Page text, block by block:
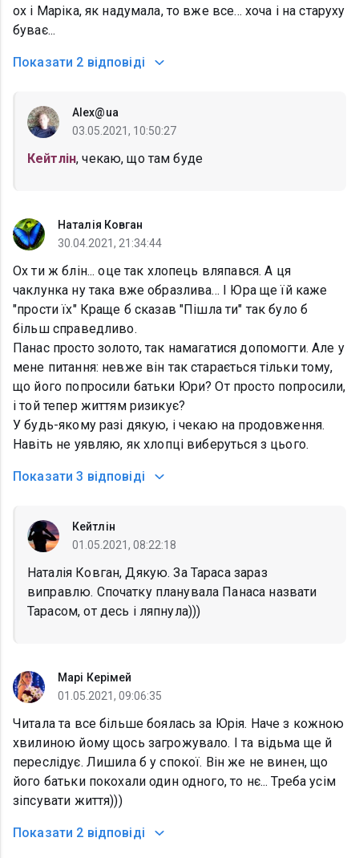
ох і Маріка, як надумала, то вже все... хоча і на старуху
буває...
Показати 2 відповіді
Alex@ua
03.05.2021, 10:50:27
Кейтлін, чекаю, що там буде
Наталія Ковган
30.04.2021, 21:34:44
Ох ти ж блін... оце так хлопець вляпався. А ця
чаклунка ну така вже образлива... І Юра ще їй каже
"прости їх" Краще б сказав "Пішла ти" так було б
більш справедливо.
Панас просто золото, так намагатися допомогти. Але у
мене питання: невже він так старається тільки тому,
що його попросили батьки Юри? От просто попросили,
і той тепер життям ризикує?
У будь-якому разі дякую, і чекаю на продовження.
Навіть не уявляю, як хлопці виберуться з цього.
Показати 3 відповіді
Кейтлін
01.05.2021, 08:22:18
Наталія Ковган, Дякую. За Тараса зараз
виправлю. Спочатку планувала Панаса назвати
Тарасом, от десь і ляпнула)))
Марі Керімей
01.05.2021, 09:06:35
Читала та все більше боялась за Юрія. Наче з кожною
хвилиною йому щось загрожувало. І та відьма ще й
переслідує. Лишила б у спокої. Він же не винен, що
його батьки покохали один одного, то нє... Треба усім
зіпсувати життя)))
Показати 2 відповіді